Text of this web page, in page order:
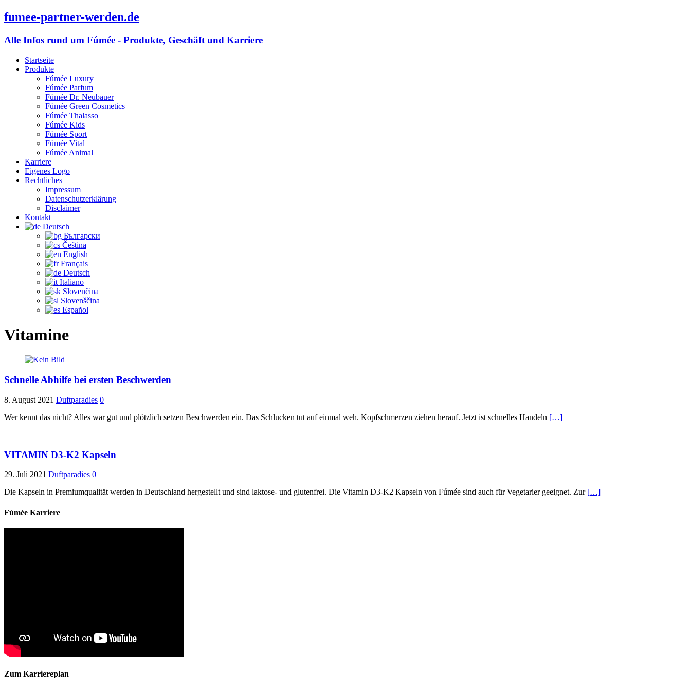
fumee-partner-werden.de
Alle Infos rund um Fúmée - Produkte, Geschäft und Karriere
Startseite
Produkte
Fúmée Luxury
Fúmée Parfum
Fúmée Dr. Neubauer
Fúmée Green Cosmetics
Fúmée Thalasso
Fúmée Kids
Fúmée Sport
Fúmée Vital
Fúmée Animal
Karriere
Eigenes Logo
Rechtliches
Impressum
Datenschutzerklärung
Disclaimer
Kontakt
Deutsch
Български
Čeština‎
English
Français
Deutsch
Italiano
Slovenčina
Slovenščina
Español
Vitamine
Schnelle Abhilfe bei ersten Beschwerden
8. August 2021 Duftparadies 0
Wer kennt das nicht? Alles war gut und plötzlich setzen Beschwerden ein. Das Schlucken tut auf einmal weh. Kopfschmerzen ziehen herauf. Jetzt ist schnelles Handeln […]
VITAMIN D3-K2 Kapseln
29. Juli 2021 Duftparadies 0
Die Kapseln in Premiumqualität werden in Deutschland hergestellt und sind laktose- und glutenfrei. Die Vitamin D3-K2 Kapseln von Fúmée sind auch für Vegetarier geeignet. Zur […]
Fúmée Karriere
Zum Karriereplan